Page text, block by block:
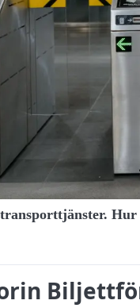
transport­tjänster.